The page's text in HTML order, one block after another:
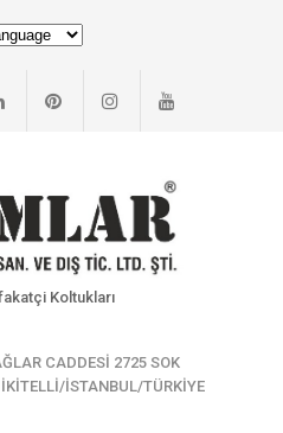
Koltukları
CADDESİ 2725 SOK
İSTANBUL/TÜRKİYE